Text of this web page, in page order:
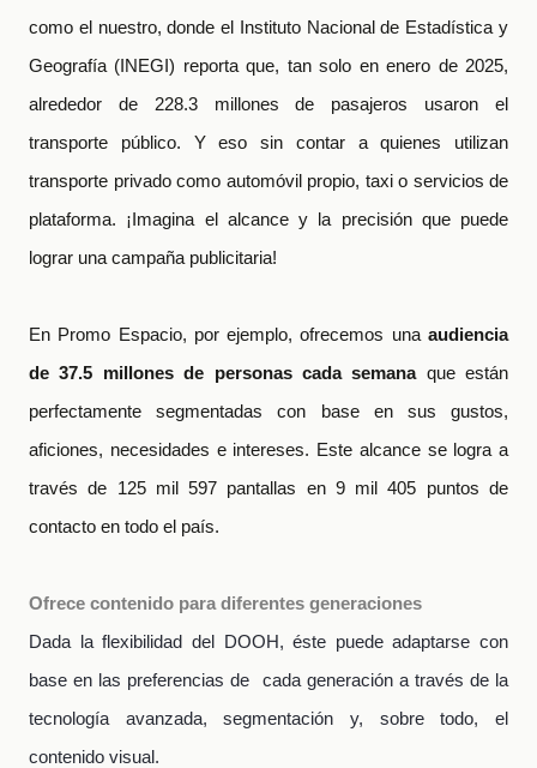
como el nuestro, donde el Instituto Nacional de Estadística y
Geografía (INEGI) reporta que, tan solo en enero de 2025,
alrededor de 228.3 millones de pasajeros usaron el
transporte público. Y eso sin contar a quienes utilizan
transporte privado como automóvil propio, taxi o servicios de
plataforma. ¡Imagina el alcance y la precisión que puede
lograr una campaña publicitaria!
En Promo Espacio, por ejemplo, ofrecemos una audiencia
de 37.5 millones de personas cada semana que están
perfectamente segmentadas con base en sus gustos,
aficiones, necesidades e intereses. Este alcance se logra a
través de 125 mil 597 pantallas en 9 mil 405 puntos de
contacto en todo el país.
Ofrece contenido para diferentes generaciones
Dada la flexibilidad del DOOH, éste puede adaptarse con
base en las preferencias de cada generación a través de la
tecnología avanzada, segmentación y, sobre todo, el
contenido visual.